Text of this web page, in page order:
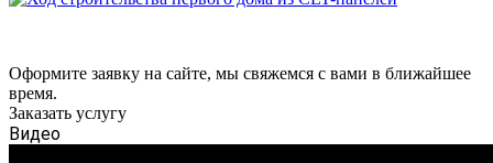
Оформите заявку на сайте, мы свяжемся с вами в ближайшее
время.
Заказать услугу
Видео